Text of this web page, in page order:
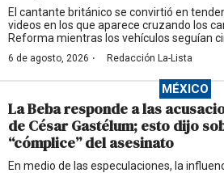
El cantante británico se convirtió en
videos en los que aparece cruzando los
Reforma mientras los vehículos seguían
6 de agosto, 2026 · Redacción La-Lista
MÉXICO
La Beba responde a las
de César Gastélum; esto dijo
“cómplice” del asesinato
En medio de las especulaciones, la